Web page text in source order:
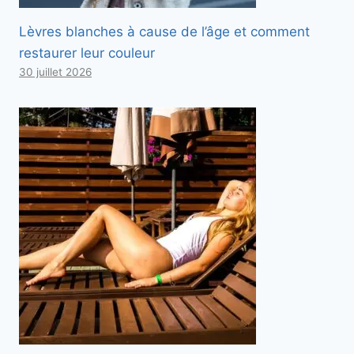
s
s
o
u
.
Lèvres blanches à cause de l’âge et comment
restaurer leur couleur
30 juillet 2026